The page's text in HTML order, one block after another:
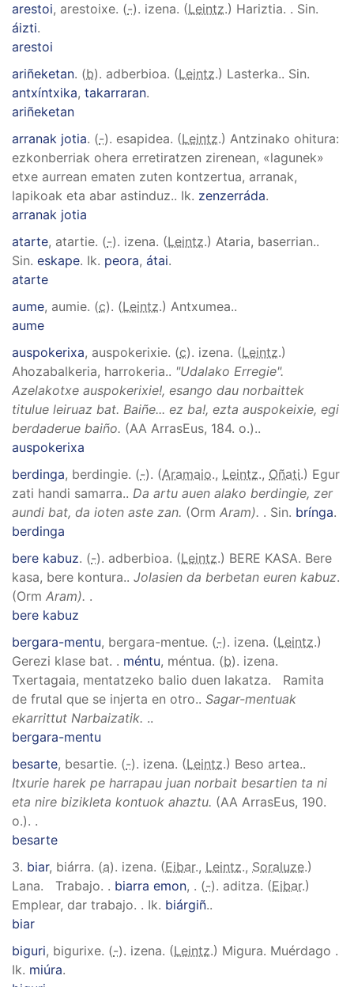
arestoi, arestoixe. (-). izena. (Leintz.) Hariztia. . Sin.
áizti.
arestoi
ariñeketan. (b). adberbioa. (Leintz.) Lasterka.. Sin.
antxíntxika, takarraran.
ariñeketan
arranak jotia. (-). esapidea. (Leintz.) Antzinako ohitura:
ezkonberriak ohera erretiratzen zirenean, «lagunek»
etxe aurrean ematen zuten kontzertua, arranak,
lapikoak eta abar astinduz.. Ik. zenzerráda.
arranak jotia
atarte, atartie. (-). izena. (Leintz.) Ataria, baserrian..
Sin. eskape. Ik. peora, átai.
atarte
aume, aumie. (c). (Leintz.) Antxumea..
aume
auspokerixa, auspokerixie. (c). izena. (Leintz.)
Ahozabalkeria, harrokeria.. "Udalako Erregie".
Azelakotxe auspokerixie!, esango dau norbaittek
titulue leiruaz bat. Baiñe... ez ba!, ezta auspokeixie, egi
berdaderue baiño. (AA ArrasEus, 184. o.)..
auspokerixa
berdinga, berdingie. (-). (Aramaio., Leintz., Oñati.) Egur
zati handi samarra.. Da artu auen alako berdingie, zer
aundi bat, da ioten aste zan. (Orm Aram). . Sin. brínga.
berdinga
bere kabuz. (-). adberbioa. (Leintz.) BERE KASA. Bere
kasa, bere kontura.. Jolasien da berbetan euren kabuz.
(Orm Aram). .
bere kabuz
bergara-mentu, bergara-mentue. (-). izena. (Leintz.)
Gerezi klase bat. . méntu, méntua. (b). izena.
Txertagaia, mentatzeko balio duen lakatza.
Ramita
de frutal que se injerta en otro.. Sagar-mentuak
ekarrittut Narbaizatik. ..
bergara-mentu
besarte, besartie. (-). izena. (Leintz.) Beso artea..
Itxurie harek pe harrapau juan norbait besartien ta ni
eta nire bizikleta kontuok ahaztu. (AA ArrasEus, 190.
o.). .
besarte
3. biar, biárra. (a). izena. (Eibar., Leintz., Soraluze.)
Lana. Trabajo. . biarra emon, . (-). aditza. (Eibar.)
Emplear, dar trabajo. . Ik. biárgiñ..
biar
biguri, bigurixe. (-). izena. (Leintz.) Migura. Muérdago .
Ik. miúra.